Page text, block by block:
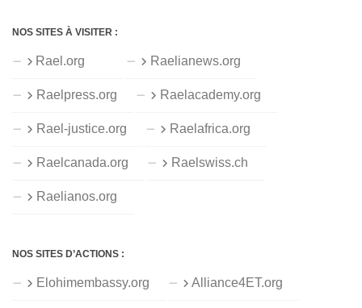
NOS SITES À VISITER :
Rael.org Raelianews.org
Raelpress.org Raelacademy.org
Rael-justice.org Raelafrica.org
Raelcanada.org Raelswiss.ch
Raelianos.org
NOS SITES D’ACTIONS :
Elohimembassy.org Alliance4ET.org